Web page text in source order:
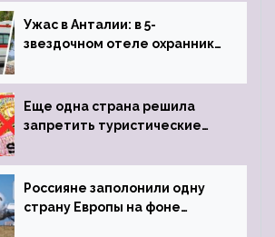
Ужас в Анталии: в 5-
звездочном отеле охранник
пистолета
Еще одна страна решила
запретить туристические
Россияне заполонили одну
страну Европы на фоне